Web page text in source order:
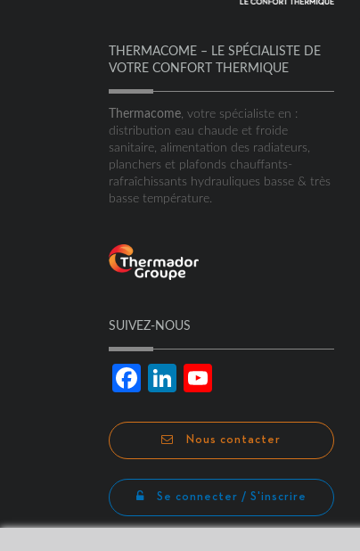
THERMACOME – LE SPÉCIALISTE DE
VOTRE CONFORT THERMIQUE
Thermacome, votre spécialiste en :
distribution eau chaude et froide
sanitaire, alimentation des radiateurs,
planchers et plafonds chauffants-
rafraîchissants hydrauliques basse & très
basse température.
SUIVEZ-NOUS
FacebookLinkedIn
Nous contacter
Se connecter / S'inscrire